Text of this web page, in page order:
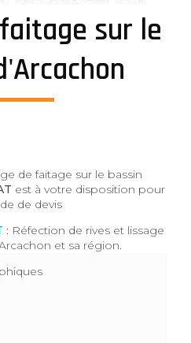
sur le
de faitage sur le bassin
est à votre disposition pour
de devis
: Réfection de rives et lissage
et sa région.